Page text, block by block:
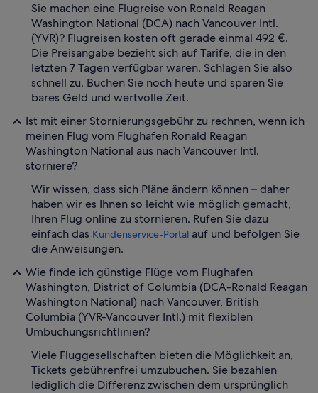
Sie machen eine Flugreise von Ronald Reagan
Washington National (DCA) nach Vancouver Intl.
(YVR)? Flugreisen kosten oft gerade einmal 492 €.
Die Preisangabe bezieht sich auf Tarife, die in den
letzten 7 Tagen verfügbar waren. Schlagen Sie also
schnell zu. Buchen Sie noch heute und sparen Sie
bares Geld und wertvolle Zeit.
Ist mit einer Stornierungsgebühr zu rechnen, wenn ich
meinen Flug vom Flughafen Ronald Reagan
Washington National aus nach Vancouver Intl.
storniere?
Wir wissen, dass sich Pläne ändern können – daher
haben wir es Ihnen so leicht wie möglich gemacht,
Ihren Flug online zu stornieren. Rufen Sie dazu
einfach das Kundenservice-Portal auf und befolgen Sie
die Anweisungen.
Wie finde ich günstige Flüge vom Flughafen
Washington, District of Columbia (DCA-Ronald Reagan
Washington National) nach Vancouver, British
Columbia (YVR-Vancouver Intl.) mit flexiblen
Umbuchungsrichtlinien?
Viele Fluggesellschaften bieten die Möglichkeit an,
Tickets gebührenfrei umzubuchen. Sie bezahlen
lediglich die Differenz zwischen dem ursprünglich